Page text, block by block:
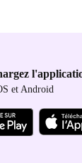
et Android